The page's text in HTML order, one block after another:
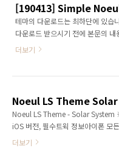
시스템 / var / mobile /
법 다운받은 테마의 압축을 해제
3uTools와 같이 기기의 내부 폴더
프로그램 실행 위의 프로그램을 이용
Snow)를 끌어다 놓으세요. 기기의
테마의 다운로드는 최하단에 있습
다운로드 받으시기 전에 본문의 내
보세요. - UPDATE. 19. 04. 13 -
트닝케이블 이미지가 나타나고 전
이 점멸됩니다. (잠금화면 전용) 배
된 사항은 잠금화면용 테마에만 적
(LockBackground.html) 테마의
더보기
Noeul LS Theme
Noeul LS Theme - Solar System
iOS 버전, 필수트윅 정보아이폰 모
아이패드 모바일 해상도 1024*768
더보기